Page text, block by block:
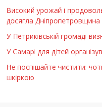
Високий урожай і
досягла Дніпропетровщина
У Петриківській громаді
У Самарі для дітей
Не поспішайте чистити:
шкіркою